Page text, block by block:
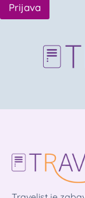
Prijava